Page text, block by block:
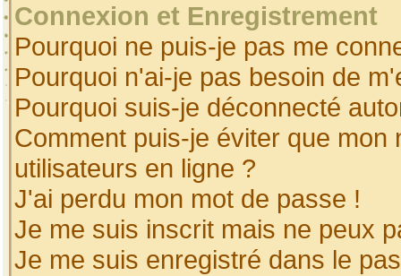
Connexion et Enregistrement
Pourquoi ne puis-je pas me
Pourquoi n'ai-je pas besoin de
Pourquoi suis-je déconnecté
Comment puis-je éviter que
utilisateurs en ligne ?
J'ai perdu mon mot de passe !
Je me suis inscrit mais ne peux
Je me suis enregistré dans le